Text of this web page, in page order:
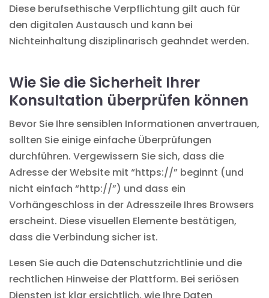
Diese berufsethische Verpflichtung gilt auch für
den digitalen Austausch und kann bei
Nichteinhaltung disziplinarisch geahndet werden.
Wie Sie die Sicherheit Ihrer
Konsultation überprüfen können
Bevor Sie Ihre sensiblen Informationen anvertrauen,
sollten Sie einige einfache Überprüfungen
durchführen. Vergewissern Sie sich, dass die
Adresse der Website mit “https://” beginnt (und
nicht einfach “http://”) und dass ein
Vorhängeschloss in der Adresszeile Ihres Browsers
erscheint. Diese visuellen Elemente bestätigen,
dass die Verbindung sicher ist.
Lesen Sie auch die Datenschutzrichtlinie und die
rechtlichen Hinweise der Plattform. Bei seriösen